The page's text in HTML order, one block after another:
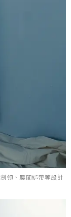
領、腰間綁帶等設計